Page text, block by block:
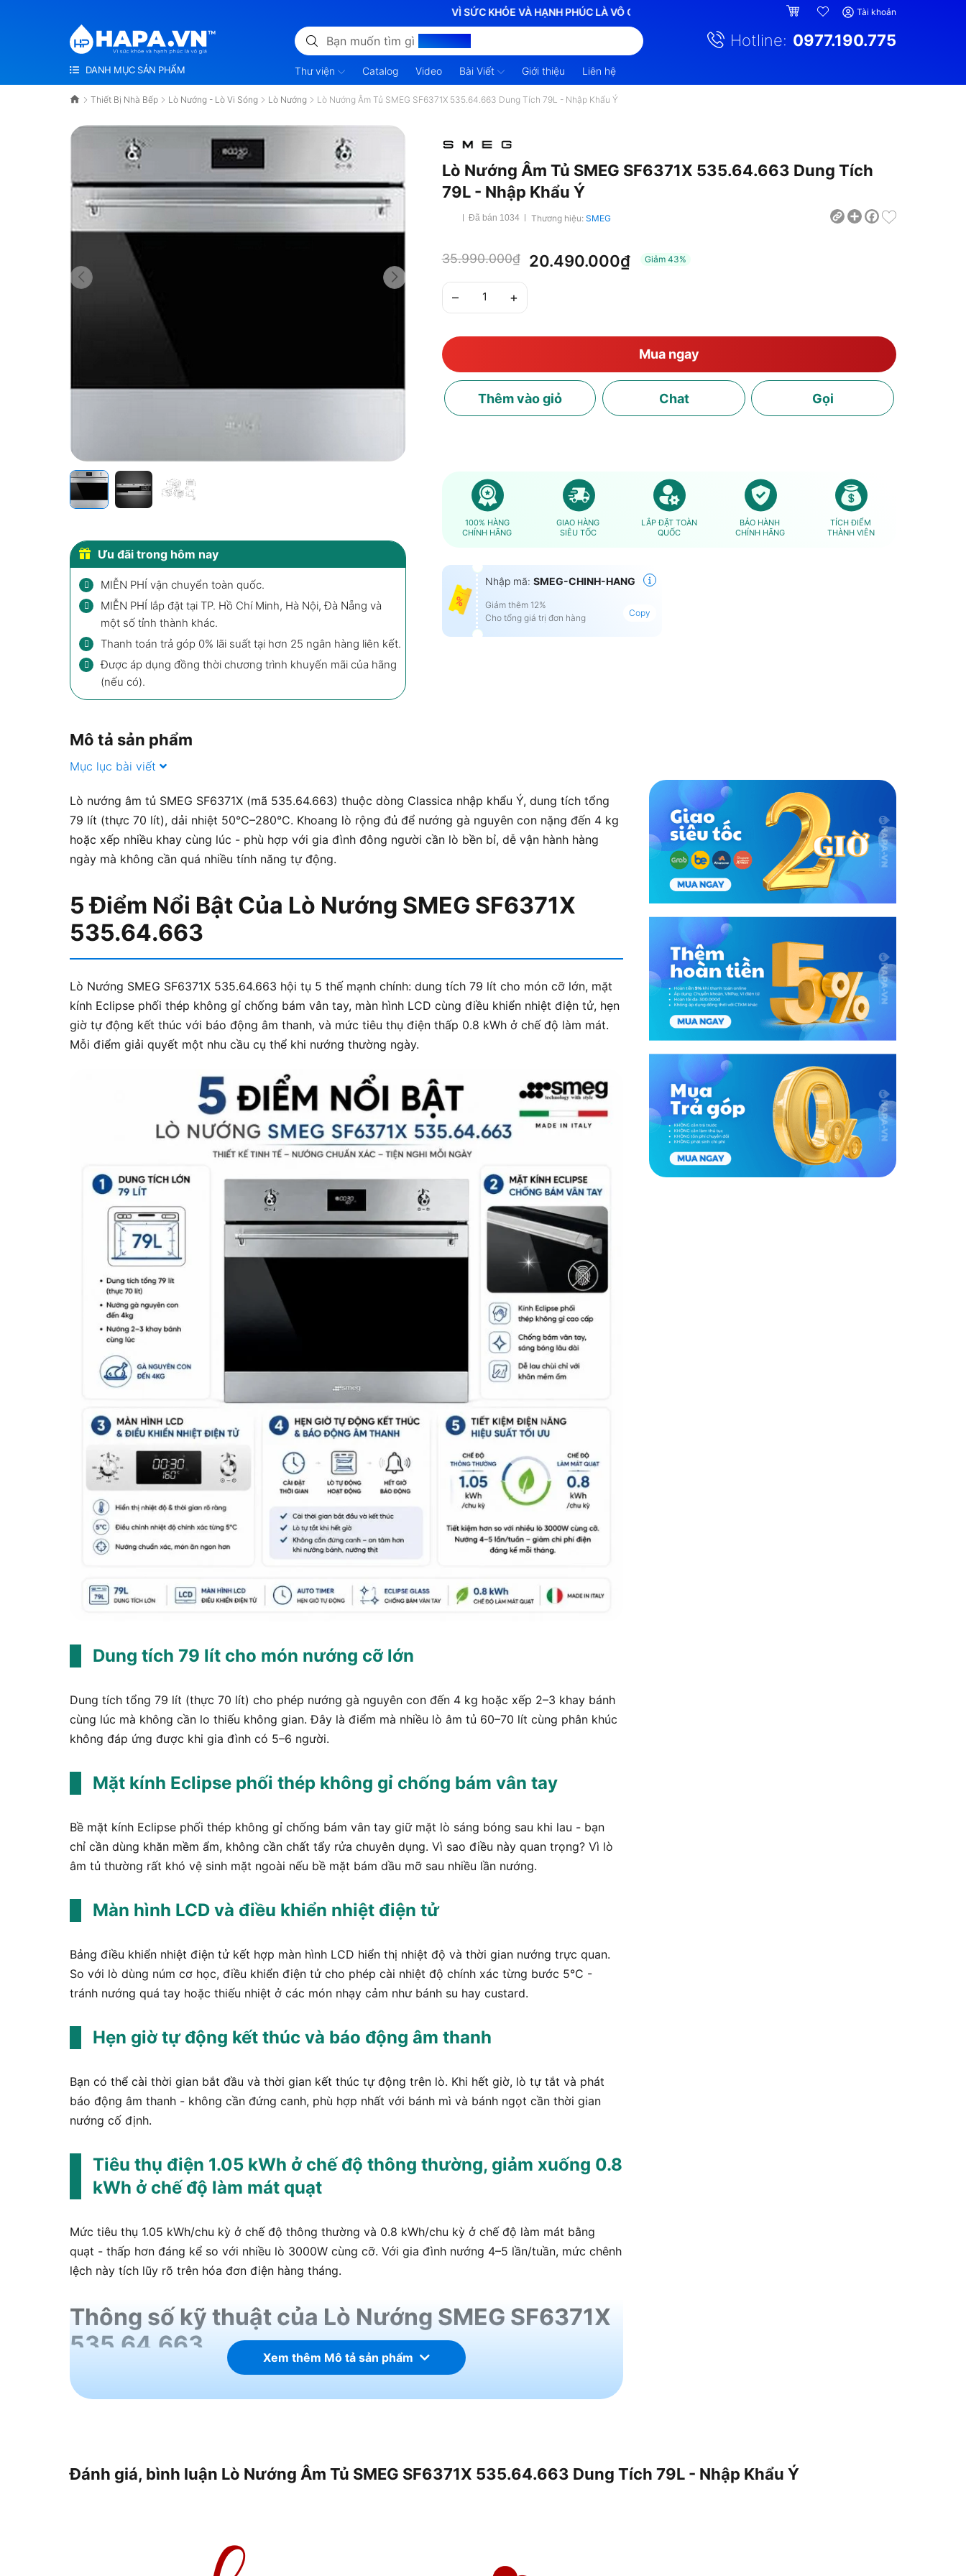
VÌ SỨC KHỎE VÀ HẠNH PHÚC LÀ VÔ GIÁ Tài khoản
Bạn muốn tìm gì hôm nay? Hotline: 0977.190.775
DANH MỤC SẢN PHẨM Thư viện Catalog Video Bài Viết Giới thiệu Liên hệ
Thiết Bị Nhà Bếp Lò Nướng - Lò Vi Sóng Lò Nướng Lò Nướng Âm Tủ SMEG SF6371X 535.64.663 Dung Tích 79L - Nhập Khẩu Ý
Ưu đãi trong hôm nay
MIỄN PHÍ vận chuyển toàn quốc.
MIỄN PHÍ lắp đặt tại TP. Hồ Chí Minh, Hà Nội, Đà Nẵng và
một số tỉnh thành khác.
Thanh toán trả góp 0% lãi suất tại hơn 25 ngân hàng liên kết.
Được áp dụng đồng thời chương trình khuyến mãi của hãng
(nếu có).
Lò Nướng Âm Tủ SMEG SF6371X 535.64.663 Dung Tích
79L - Nhập Khẩu Ý
Đã bán 1034 Thương hiệu: SMEG ShareFacebook
35.990.000₫ 20.490.000₫ Giảm 43%
– +
Mua ngay
Thêmvào giỏ Chat Gọi
100% HÀNG
CHÍNH HÃNG
GIAO HÀNG
SIÊU TỐC
LẮP ĐẶT TOÀN
QUỐC
BẢO HÀNH
CHÍNH HÃNG
TÍCH ĐIỂM
THÀNH VIÊN
Nhập mã: SMEG-CHINH-HANG
Giảm thêm 12%
Cho tổng giá trị đơn hàng
Copy
Mô tả sản phẩm
Mục lục bài viết
Lò nướng âm tủ SMEG SF6371X (mã 535.64.663) thuộc dòng Classica nhập khẩu Ý, dung tích tổng
79 lít (thực 70 lít), dải nhiệt 50°C–280°C. Khoang lò rộng đủ để nướng gà nguyên con nặng đến 4 kg
hoặc xếp nhiều khay cùng lúc - phù hợp với gia đình đông người cần lò bền bỉ, dễ vận hành hàng
ngày mà không cần quá nhiều tính năng tự động.
5 Điểm Nổi Bật Của Lò Nướng SMEG SF6371X
535.64.663
Lò Nướng SMEG SF6371X 535.64.663 hội tụ 5 thế mạnh chính: dung tích 79 lít cho món cỡ lớn, mặt
kính Eclipse phối thép không gỉ chống bám vân tay, màn hình LCD cùng điều khiển nhiệt điện tử, hẹn
giờ tự động kết thúc với báo động âm thanh, và mức tiêu thụ điện thấp 0.8 kWh ở chế độ làm mát.
Mỗi điểm giải quyết một nhu cầu cụ thể khi nướng thường ngày.
Dung tích 79 lít cho món nướng cỡ lớn
Dung tích tổng 79 lít (thực 70 lít) cho phép nướng gà nguyên con đến 4 kg hoặc xếp 2–3 khay bánh
cùng lúc mà không cần lo thiếu không gian. Đây là điểm mà nhiều lò âm tủ 60–70 lít cùng phân khúc
không đáp ứng được khi gia đình có 5–6 người.
Mặt kính Eclipse phối thép không gỉ chống bám vân tay
Bề mặt kính Eclipse phối thép không gỉ chống bám vân tay giữ mặt lò sáng bóng sau khi lau - bạn
chỉ cần dùng khăn mềm ẩm, không cần chất tẩy rửa chuyên dụng. Vì sao điều này quan trọng? Vì lò
âm tủ thường rất khó vệ sinh mặt ngoài nếu bề mặt bám dầu mỡ sau nhiều lần nướng.
Màn hình LCD và điều khiển nhiệt điện tử
Bảng điều khiển nhiệt điện tử kết hợp màn hình LCD hiển thị nhiệt độ và thời gian nướng trực quan.
So với lò dùng núm cơ học, điều khiển điện tử cho phép cài nhiệt độ chính xác từng bước 5°C -
tránh nướng quá tay hoặc thiếu nhiệt ở các món nhạy cảm như bánh su hay custard.
Hẹn giờ tự động kết thúc và báo động âm thanh
Bạn có thể cài thời gian bắt đầu và thời gian kết thúc tự động trên lò. Khi hết giờ, lò tự tắt và phát
báo động âm thanh - không cần đứng canh, phù hợp nhất với bánh mì và bánh ngọt cần thời gian
nướng cố định.
Tiêu thụ điện 1.05 kWh ở chế độ thông thường, giảm xuống 0.8
kWh ở chế độ làm mát quạt
Mức tiêu thụ 1.05 kWh/chu kỳ ở chế độ thông thường và 0.8 kWh/chu kỳ ở chế độ làm mát bằng
quạt - thấp hơn đáng kể so với nhiều lò 3000W cùng cỡ. Với gia đình nướng 4–5 lần/tuần, mức chênh
lệch này tích lũy rõ trên hóa đơn điện hàng tháng.
Thông số kỹ thuật của Lò Nướng SMEG SF6371X
535.64.663
Bảng dưới đây tổng hợp đầy đủ thông số kỹ thuật của Lò Nướng SMEG SF6371X 535.64.663, từ
Xem thêm Mô tả sản phẩm
Đánh giá, bình luận Lò Nướng Âm Tủ SMEG SF6371X 535.64.663 Dung Tích 79L - Nhập Khẩu Ý